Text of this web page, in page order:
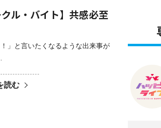
ル・バイト】共感必至
」と言いたくなるような出来事が
読む